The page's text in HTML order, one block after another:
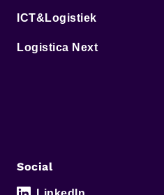
ICT&Logistiek
Logistica Next
Social